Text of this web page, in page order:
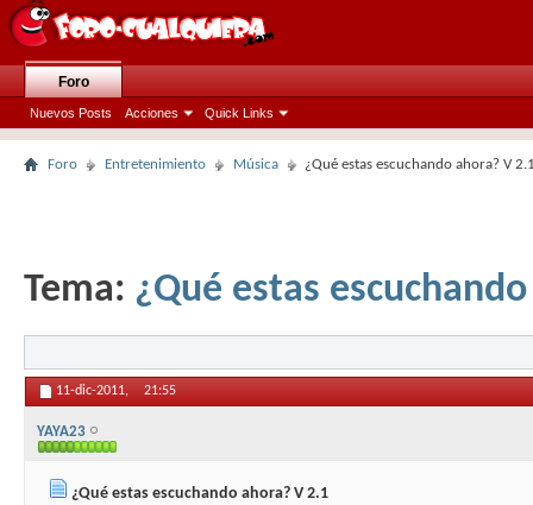
Foro
Nuevos Posts Acciones Quick Links
Foro Entretenimiento Música ¿Qué estas escuchando ahora? V
Tema: ¿Qué estas
11-dic-2011, 21:55
YAYA23
¿Qué estas escuchando ahora? V 2.1